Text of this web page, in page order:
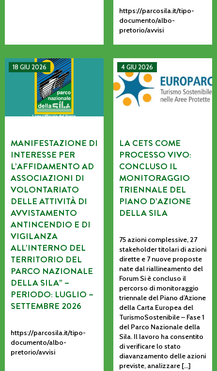
https://parcosila.it/tipo-
documento/albo-
pretorio/avvisi
18 GIU 2026
MANIFESTAZIONE DI INTERESSE PER L’AFFIDAMENTO
MANIFESTAZIONE DI
INTERESSE PER
L’AFFIDAMENTO AD
ASSOCIAZIONI DI
VOLONTARIATO
DELLE ATTIVITÀ DI
AVVISTAMENTO
ANTINCENDIO E DI
VIGILANZA
ALL’INTERNO DEL
TERRITORIO DEL
PARCO NAZIONALE
DELLA SILA” –
PERIODO: LUGLIO –
SETTEMBRE 2026
https://parcosila.it/tipo-
documento/albo-
pretorio/avvisi
4 GIU 2026
La CETS come processo
LA CETS COME
PROCESSO VIVO:
CONCLUSO IL
MONITORAGGIO
TRIENNALE DEL
PIANO D’AZIONE
DELLA SILA
75 azioni complessive, 27
stakeholder titolari di azioni
dirette e 7 nuove proposte
nate dal riallineamento del
Forum Si è concluso il
percorso di monitoraggio
triennale del Piano d’Azione
della Carta Europea del
TurismoSostenibile – Fase 1
del Parco Nazionale della
Sila. Il lavoro ha consentito
di verificare lo stato
diavanzamento delle azioni
previste, analizzare […]